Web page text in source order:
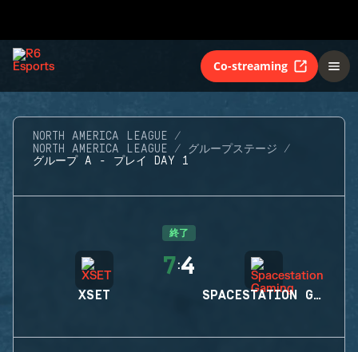
Co-streaming
NORTH AMERICA LEAGUE
NORTH AMERICA LEAGUE
グループステージ
グループ A - プレイ DAY 1
終了
XSET
7:4
SPACESTATION GAMING